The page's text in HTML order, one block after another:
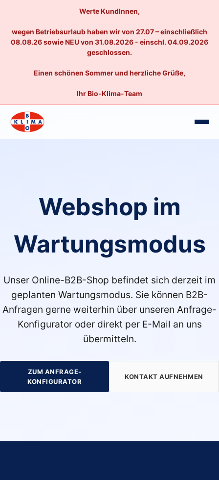
Werte KundInnen,
wegen Betriebsurlaub haben wir von 27.07 – einschließlich
08.08.26 sowie NEU von 31.08.2026 - einschl. 04.09.2026
geschlossen.
Einen schönen Sommer und herzliche Grüße,
Ihr Bio-Klima-Team
Webshop im
Wartungsmodus
Unser Online-B2B-Shop befindet sich derzeit im
geplanten Wartungsmodus. Sie können B2B-
Anfragen gerne weiterhin über unseren Anfrage-
Konfigurator oder direkt per E-Mail an uns
übermitteln.
ZUM ANFRAGE-
KONFIGURATOR
KONTAKT AUFNEHMEN